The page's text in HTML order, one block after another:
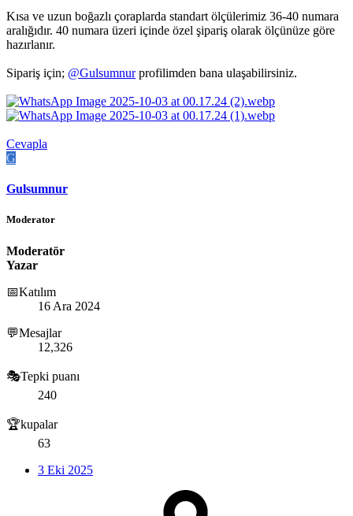
Kısa ve uzun boğazlı çoraplarda standart ölçülerimiz 36-40 numara
aralığıdır. 40 numara üzeri içinde özel şipariş olarak ölçünüze göre
hazırlanır.
Sipariş için; @Gulsumnurprofilimden bana ulaşabilirsiniz.
Cevapla
G
Gulsumnur
Moderator
Moderatör
Yazar
📅Katılım
16 Ara 2024
💬Mesajlar
12,326
🎭Tepki puanı
240
🏆kupalar
63
3 Eki 2025